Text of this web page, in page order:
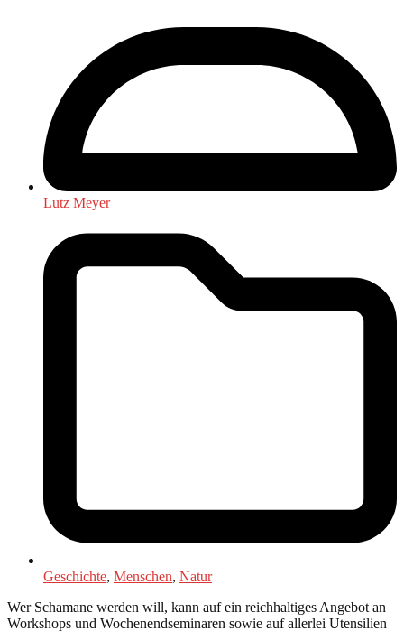
Lutz Meyer
Geschichte, Menschen, Natur
Wer Schamane werden will, kann auf ein reichhaltiges Angebot an
Workshops und Wochenendseminaren sowie auf allerlei Utensilien